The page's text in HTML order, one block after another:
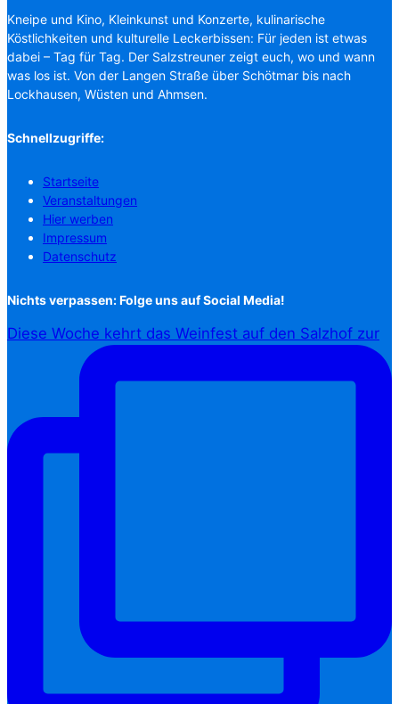
Kneipe und Kino, Kleinkunst und Konzerte, kulinarische
Köstlichkeiten und kulturelle Leckerbissen: Für jeden ist etwas
dabei – Tag für Tag. Der Salzstreuner zeigt euch, wo und wann
was los ist. Von der Langen Straße über Schötmar bis nach
Lockhausen, Wüsten und Ahmsen.
Schnellzugriffe:
Startseite
Veranstaltungen
Hier werben
Impressum
Datenschutz
Nichts verpassen: Folge uns auf Social Media!
Diese Woche kehrt das Weinfest auf den Salzhof zur